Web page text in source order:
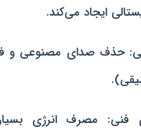
ایجاد می‌کند.
حذف صدای مصنوعی و
فنی: مصرف انرژی